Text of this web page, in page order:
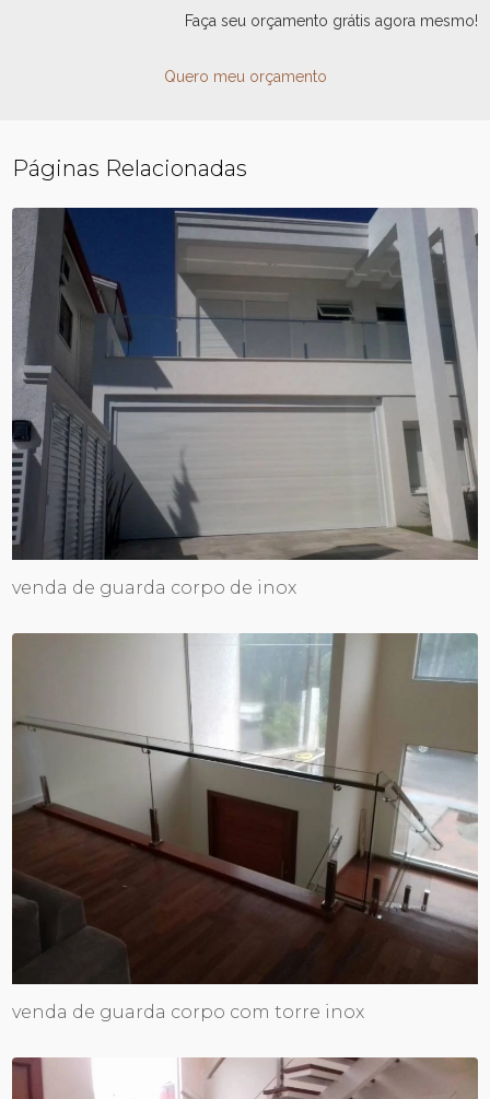
Faça seu orçamento grátis agora mesmo!
Quero meu orçamento
Páginas Relacionadas
venda de guarda corpo de inox
venda de guarda corpo com torre inox